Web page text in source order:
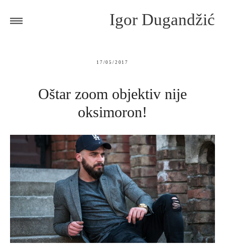
Igor Dugandžić
17/05/2017
Oštar zoom objektiv nije
oksimoron!